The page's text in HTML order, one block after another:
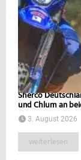
Sherco
und Chlum an
3. August 2026
weiterlesen